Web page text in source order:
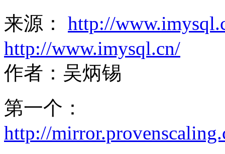
来源： http://
http://www.imysql.cn/
作者：吴炳锡
第一个：
http://